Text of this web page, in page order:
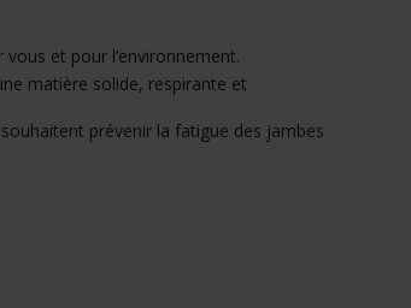
et pour l’environnement.
matière solide, respirante et
prévenir la fatigue des jambes